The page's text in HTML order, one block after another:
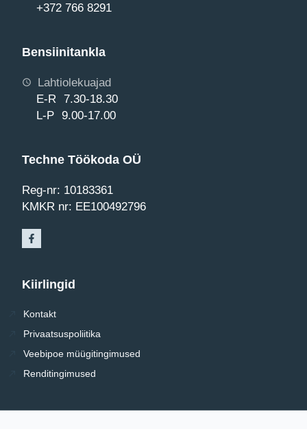
+372 766 8291
Bensiinitankla
Lahtiolekuajad
E-R 7.30-18.30
L-P 9.00-17.00
Techne Töökoda OÜ
Reg-nr: 10183361
KMKR nr: EE100492796
Kiirlingid
Kontakt
Privaatsuspoliitika
Veebipoe müügitingimused
Renditingimused